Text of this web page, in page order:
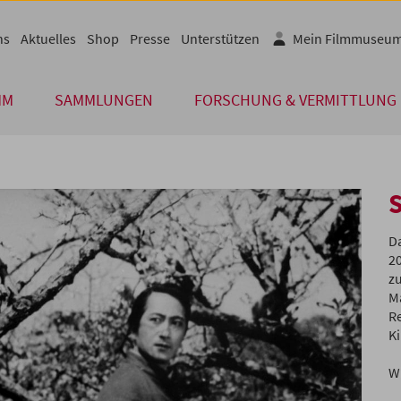
SAMMLUNGEN FORSCHUNG & VERMITTLUNG
Aktuelles Shop Presse Unterstützen Mein